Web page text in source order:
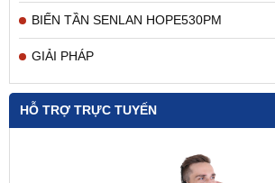
BIẾN TẦN SENLAN HOPE530PM
GIẢI PHÁP
HỖ TRỢ TRỰC TUYẾN